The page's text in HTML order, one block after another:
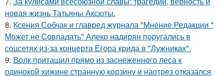
новая жизнь Татьяны Аксюты.
8. Ксения Собчак и главред журнала "Мнение Редакции *
Может не Совпадать" Алеко надирян поругались в
соцсетях из-за концерта Егора крида в "Лужниках".
9. Волк притащил прямо из заснеженного леса к
одинокой хижине странную корзину и наотрез отказался